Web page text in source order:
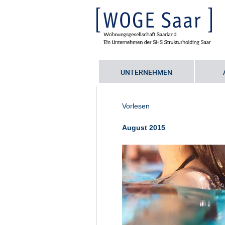
UNTERNEHMEN
Sie befinden sich hier:
news_shs_2014-09_thermen_fyler
Vorlesen
August 2015